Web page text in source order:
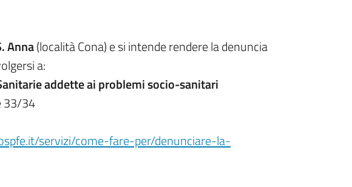
Anna(località Cona) e si intende rendere la denuncia
a:
addette ai problemi socio-sanitari
33/34
servizi/come-fare-per/denunciare-la-